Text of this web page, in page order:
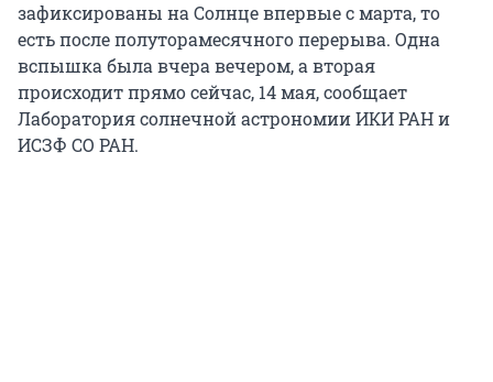
зафиксированы на Солнце впервые с марта, то
есть после полуторамесячного перерыва. Одна
вспышка была вчера вечером, а вторая
происходит прямо сейчас, 14 мая, сообщает
Лаборатория солнечной астрономии ИКИ РАН и
ИСЗФ СО РАН.